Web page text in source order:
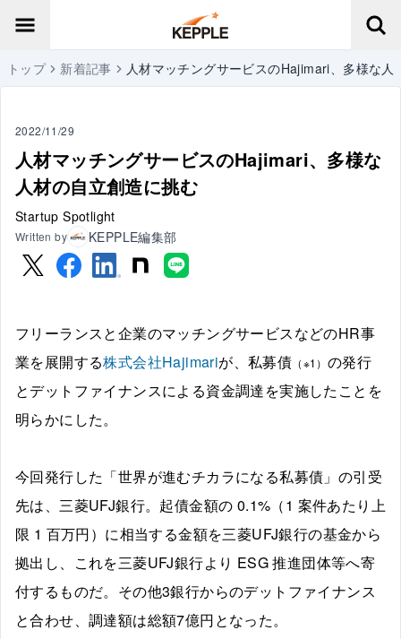
トップ 新着記事 人材マッチングサービスのHajimari、多様な人
2022/11/29
人材マッチングサービスのHajimari、多様な
人材の自立創造に挑む
Startup Spotlight
Written by KEPPLE編集部
フリーランスと企業のマッチングサービスなどのHR事
業を展開する株式会社Hajimariが、私募債 （※1） の発行
とデットファイナンスによる資金調達を実施したことを
明らかにした。
今回発行した「世界が進むチカラになる私募債」の引受
先は、三菱UFJ銀行。起債金額の 0.1%（1 案件あたり上
限 1 百万円）に相当する金額を三菱UFJ銀行の基金から
拠出し、これを三菱UFJ銀行より ESG 推進団体等へ寄
付するものだ。その他3銀行からのデットファイナンス
と合わせ、調達額は総額7億円となった。